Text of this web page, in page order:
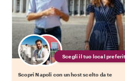
Scegli il tuo local
Scopri Napoli con un host scelto da te